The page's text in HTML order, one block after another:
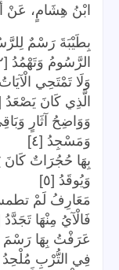
ابْنُ هِشَامٍ، عَنْ
بِطَيْبَةَ رَسْمٌ
الرَّسُومُ وَتَهْمُدُ [٢]
وَلَا تَمْتَحِي
الَّذِي كَانَ يَصْعَدُ
وَوَاضِحُ آثَارٍ
وَمَسْجِدُ [٤]
بِهَا حُجُرَاتٌ كَانَ
وَيُوقَدُ [٥]
مَعَارِفُ لَمْ تطمس
فَالْآيُ مِنْهَا تَجَدَّدُ
عَرَفْتُ بِهَا رَسْمَ
فِي التُّرْبِ مُلْحِدُ